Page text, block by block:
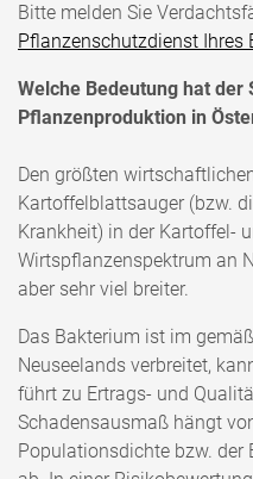
Bitte melden Sie
Pflanzenschutzdienst Ihres
Welche Bedeutung hat der
Pflanzenproduktion in
Den größten
Kartoffelblattsauger (bzw.
Krankheit) in der Kartoffel-
Wirtspflanzenspektrum an
aber sehr viel breiter.
Das Bakterium ist im
Neuseelands verbreitet,
führt zu Ertrags- und
Schadensausmaß hängt
Populationsdichte bzw. der